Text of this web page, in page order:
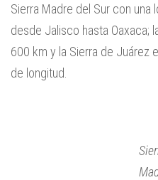
Sierra Madre del Sur con una
desde Jalisco hasta Oaxaca;
600 km y la Sierra de Juárez
de longitud.